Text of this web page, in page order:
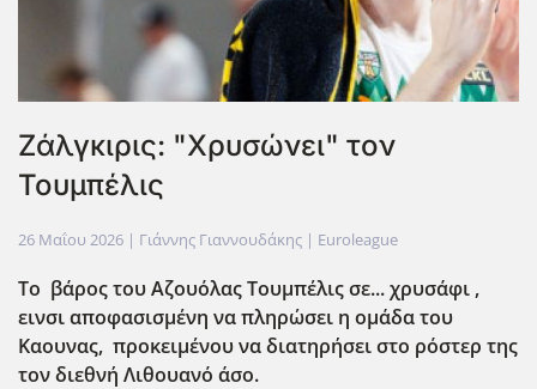
Ζάλγκιρις: "Χρυσώνει" τον
Τουμπέλις
26 Μαΐου 2026 | Γιάννης Γιαννουδάκης | Euroleague
Το βάρος του Αζουόλας Τουμπέλις σε... χρυσάφι ,
εινσι αποφασισμένη να πληρώσει η ομάδα του
Καουνας, προκειμένου να διατηρήσει στο ρόστερ της
τον διεθνή Λιθουανό άσο.